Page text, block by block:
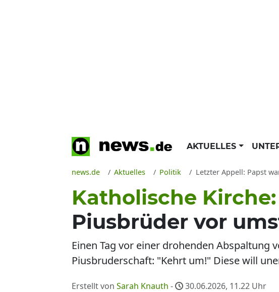
AKTUELLES
news.de Aktuelles Politik Letzter Appell: Papst
Katholische Kirche:
Piusbrüder vor
Einen Tag vor einer drohenden Abspaltung
Piusbruderschaft: "Kehrt um!" Diese will
Erstellt von Sarah Knauth - 30.06.2026, 11.22 Uhr